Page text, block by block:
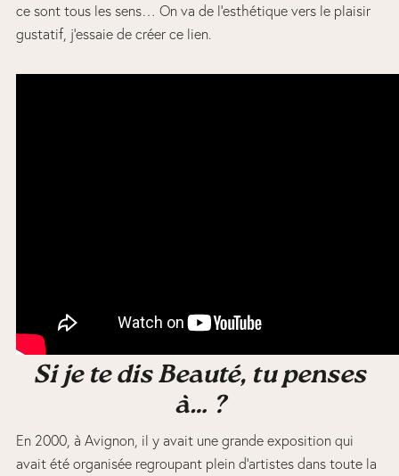
ce sont tous les sens… On va de l’esthétique vers le plaisir
gustatif, j’essaie de créer ce lien.
Si je te dis Beauté, tu penses
à… ?
En 2000, à Avignon, il y avait une grande exposition qui
avait été organisée regroupant plein d’artistes dans toute la